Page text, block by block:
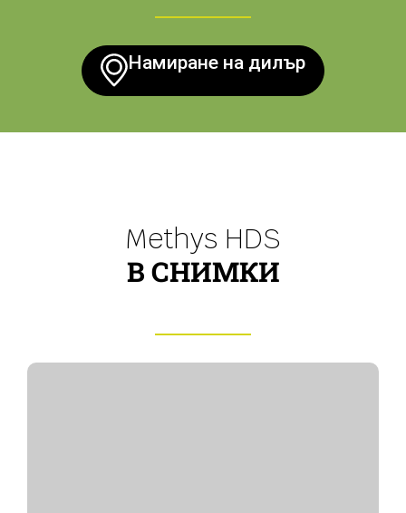
Намиране на дилър
Methys HDS
В СНИМКИ